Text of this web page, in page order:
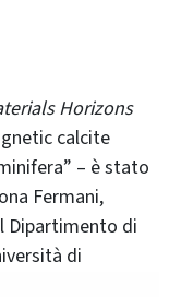
Horizons
calcite
– è stato
Fermani,
Dipartimento di
di